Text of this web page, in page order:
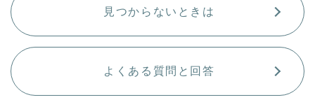
見つからないときは
よくある質問と回答